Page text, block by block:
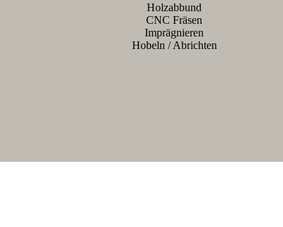
Holzabbund
CNC Fräsen
Imprägnieren
Hobeln / Abrichten